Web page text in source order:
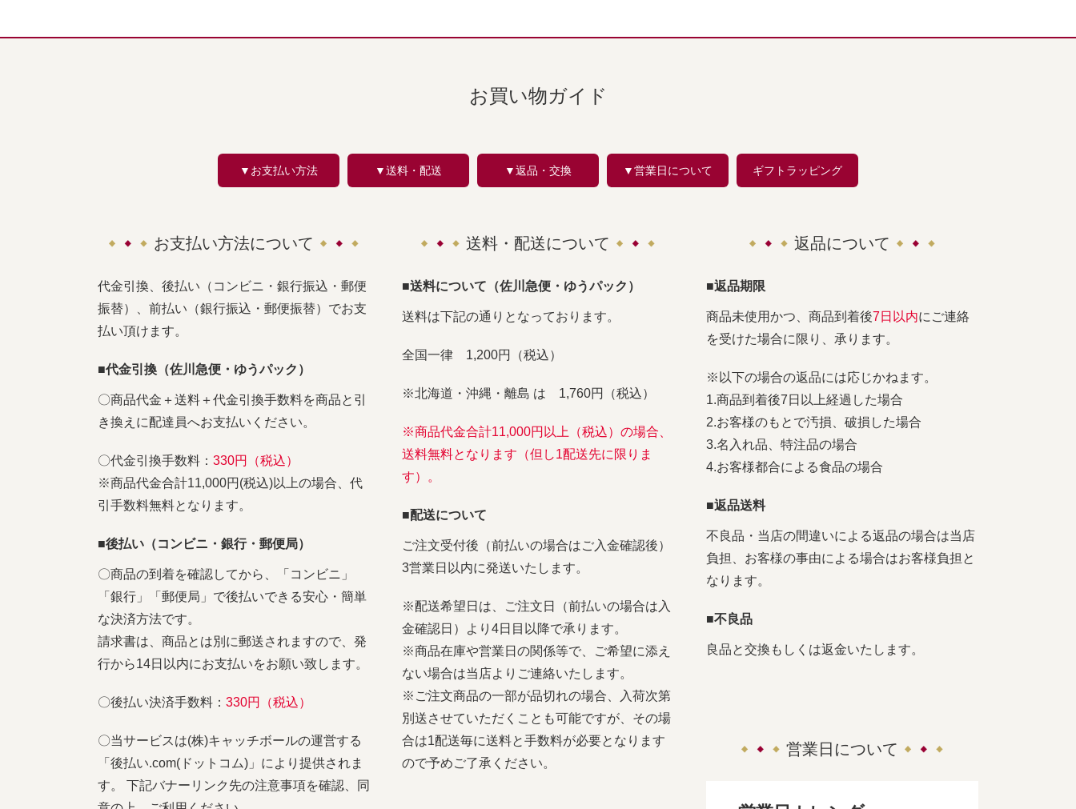
お買い物ガイド
▼お支払い方法 ▼送料・配送 ▼返品・交換 ▼営業日について ギフトラッピング
お支払い方法について
代金引換、後払い（コンビニ・銀行振込・郵便
振替）、前払い（銀行振込・郵便振替）でお支
払い頂けます。
■代金引換（佐川急便・ゆうパック）
〇商品代金＋送料＋代金引換手数料を商品と引
き換えに配達員へお支払いください。
〇代金引換手数料： 330円（税込）
※商品代金合計11,000円(税込)以上の場合、代
引手数料無料となります。
■後払い（コンビニ・銀行・郵便局）
〇商品の到着を確認してから、「コンビニ」
「銀行」「郵便局」で後払いできる安心・簡単
な決済方法です。
請求書は、商品とは別に郵送されますので、発
行から14日以内にお支払いをお願い致します。
〇後払い決済手数料： 330円（税込）
〇当サービスは(株)キャッチボールの運営する
「後払い.com(ドットコム)」により提供されま
す。 下記バナーリンク先の注意事項を確認、同
送料・配送について
■送料について（佐川急便・ゆうパック）
送料は下記の通りとなっております。
全国一律 1,200円（税込）
※北海道・沖縄・離島 は 1,760円（税込）
※商品代金合計11,000円以上（税込）の場合、
送料無料となります（但し1配送先に限りま
す）。
■配送について
ご注文受付後（前払いの場合はご入金確認後）
3営業日以内に発送いたします。
※配送希望日は、ご注文日（前払いの場合は入
金確認日）より4日目以降で承ります。
※商品在庫や営業日の関係等で、ご希望に添え
ない場合は当店よりご連絡いたします。
※ご注文商品の一部が品切れの場合、入荷次第
別送させていただくことも可能ですが、その場
合は1配送毎に送料と手数料が必要となります
ので予めご了承ください。
返品について
■返品期限
商品未使用かつ、商品到着後7日以内にご連絡
を受けた場合に限り、承ります。
※以下の場合の返品には応じかねます。
1.商品到着後7日以上経過した場合
2.お客様のもとで汚損、破損した場合
3.名入れ品、特注品の場合
4.お客様都合による食品の場合
■返品送料
不良品・当店の間違いによる返品の場合は当店
負担、お客様の事由による場合はお客様負担と
なります。
■不良品
良品と交換もしくは返金いたします。
営業日について